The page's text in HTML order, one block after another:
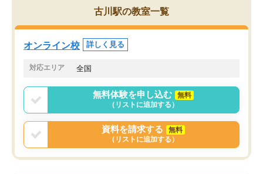
うちの子は、初回面談の講師の方で決
オンラインツールを使用した単語帳の
共有があり宿題もそちらで出される形
でした。
言う事で講師変更の申し出があり、あ
まりに短期での変更だった為、塾に通
う事にして退会しました。遅れも取り
戻せ、授業内容や講師の方は良かった
と思います。
くなってきたようなので
古川駅の教室一覧
オンライン校 詳しく見る
対応エリア 全国
無料体験を申し込む
無料
（リストに追加する）
資料を請求する
無料
（リストに追加する）